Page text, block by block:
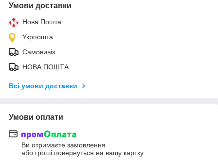
Умови доставки
Нова Пошта
Укрпошта
Самовивіз
НОВА ПОШТА
Всі умови доставки
Умови оплати
Ви отримаєте замовлення
або гроші повернуться на вашу картку